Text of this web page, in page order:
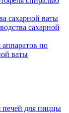
сахарной ваты
сахарной
по
ваты
для пиццы